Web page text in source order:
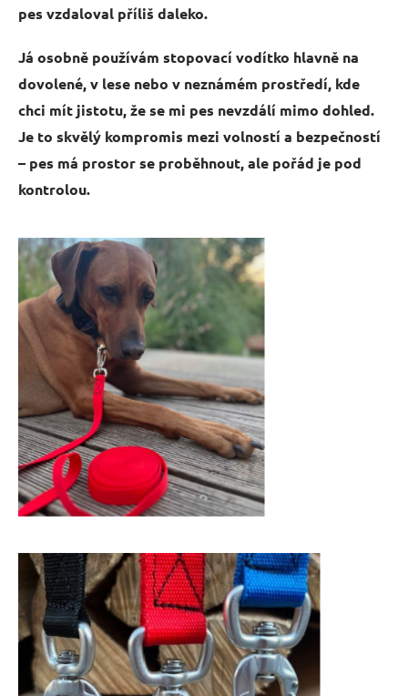
pes vzdaloval příliš daleko.
Já osobně používám stopovací vodítko hlavně na
dovolené, v lese nebo v neznámém prostředí, kde
chci mít jistotu, že se mi pes nevzdálí mimo dohled.
Je to skvělý kompromis mezi volností a bezpečností
– pes má prostor se proběhnout, ale pořád je pod
kontrolou.